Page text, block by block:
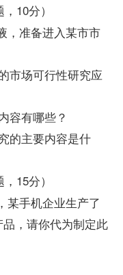
10分）
准备进入某市市
场可行性研究应
有哪些？
主要内容是什
15分）
手机企业生产了
，请你代为制定此